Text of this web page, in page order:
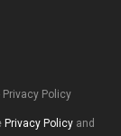
Privacy Policy
Privacy Policy and